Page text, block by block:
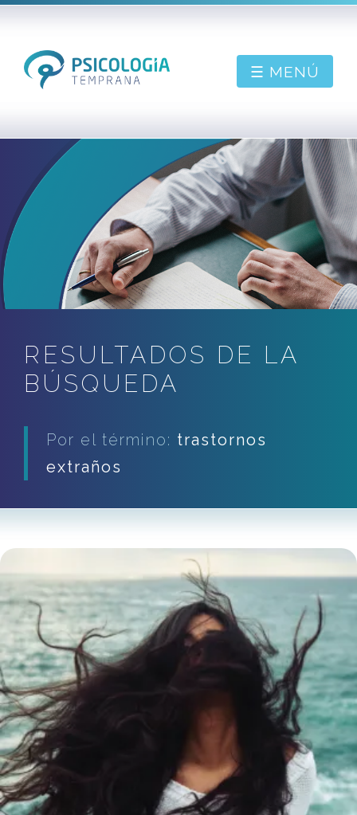
☰ MENÚ
PIDE CONSULTA
BIENVENIDO
SOBRE MÍ
CONTACTAR
BLOG
RESULTADOS DE LA
BÚSQUEDA
Por el término: trastornos
extraños